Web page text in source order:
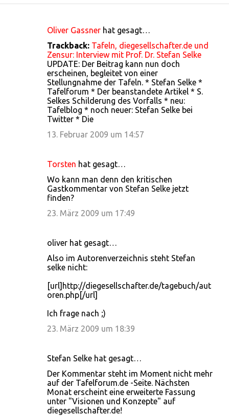
Oliver Gassner hat gesagt…
Trackback: Tafeln, diegesellschafter.de und
Zensur: Interview mit Prof. Dr. Stefan Selke
UPDATE: Der Beitrag kann nun doch
erscheinen, begleitet von einer
Stellungnahme der Tafeln. * Stefan Selke *
Tafelforum * Der beanstandete Artikel * S.
Selkes Schilderung des Vorfalls * neu:
Tafelblog * noch neuer: Stefan Selke bei
Twitter * Die
13. Februar 2009 um 14:57
Torsten hat gesagt…
Wo kann man denn den kritischen
Gastkommentar von Stefan Selke jetzt
finden?
23. März 2009 um 17:49
oliver hat gesagt…
Also im Autorenverzeichnis steht Stefan
selke nicht:
[url]http://diegesellschafter.de/tagebuch/aut
oren.php[/url]
Ich frage nach ;)
23. März 2009 um 18:39
Stefan Selke hat gesagt…
Der Kommentar steht im Moment nicht mehr
auf der Tafelforum.de -Seite. Nächsten
Monat erscheint eine erweiterte Fassung
unter "Visionen und Konzepte" auf
diegesellschafter.de!